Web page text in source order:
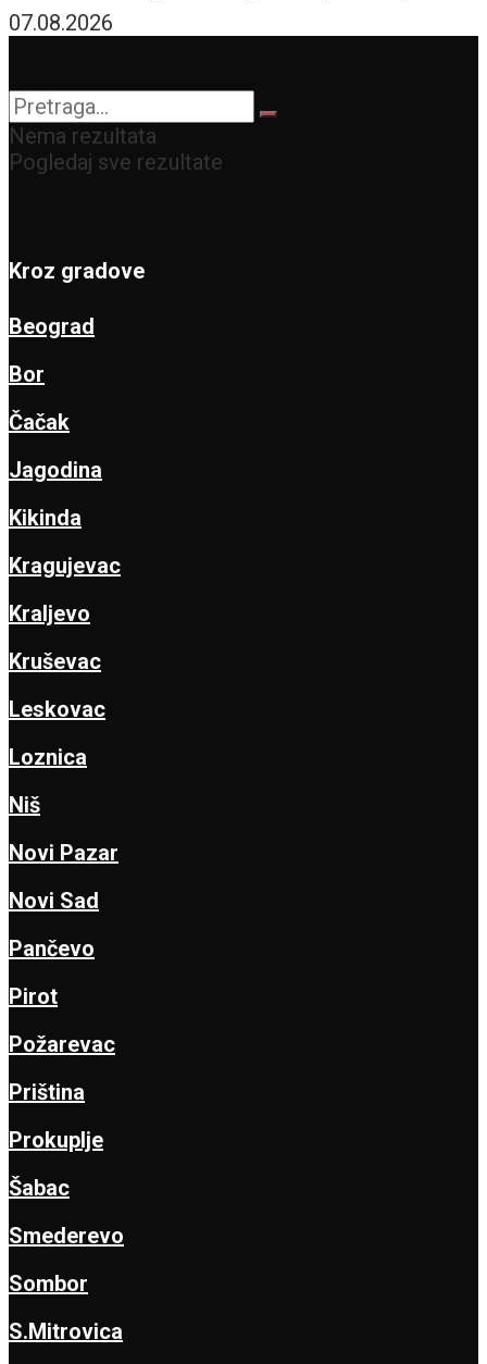
na vozače pred burni
vikend
07.08.2026
Nema rezultata
Pogledaj sve rezultate
Kroz gradove
Beograd
Bor
Čačak
Jagodina
Kikinda
Kragujevac
Kraljevo
Kruševac
Leskovac
Loznica
Niš
Novi Pazar
Novi Sad
Pančevo
Pirot
Požarevac
Priština
Prokuplje
Šabac
Smederevo
Sombor
S.Mitrovica